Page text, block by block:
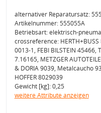
alternativer Reparatursatz:
Artikelnummer: 555055A
Betriebsart: elektrisch-
crossreference: HERTH+BUSS
0013-1, FEBI BILSTEIN 45466,
7.16165, METZGER
& DORIA 9039, Metalcaucho
HOFFER 8029039
Gewicht [kg]: 0,25
weitere Attribute anzeigen